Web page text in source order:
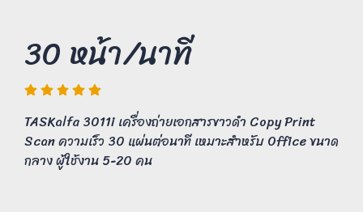
30 หน้า/นาที
TASKalfa 3011i เครื่องถ่ายเอกสารขาวดำ Copy Print
Scan ความเร็ว 30 แผ่นต่อนาที เหมาะสำหรับ Office ขนาด
กลาง ผู้ใช้งาน 5-20 คน